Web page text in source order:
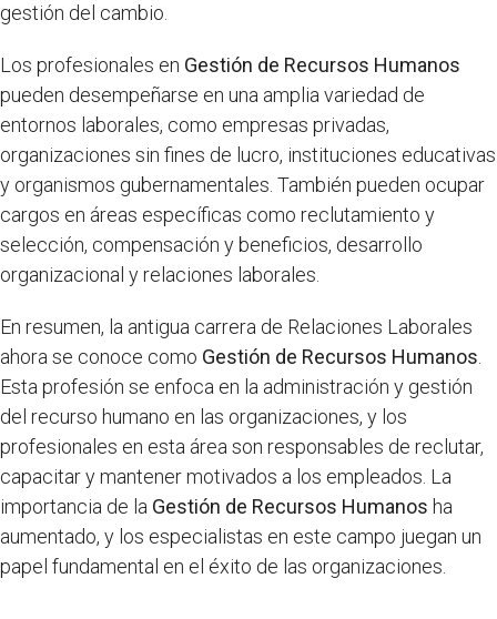
gestión del cambio.
Los profesionales en Gestión de Recursos Humanos
pueden desempeñarse en una amplia variedad de
entornos laborales, como empresas privadas,
organizaciones sin fines de lucro, instituciones educativas
y organismos gubernamentales. También pueden ocupar
cargos en áreas específicas como reclutamiento y
selección, compensación y beneficios, desarrollo
organizacional y relaciones laborales.
En resumen, la antigua carrera de Relaciones Laborales
ahora se conoce como Gestión de Recursos Humanos
Esta profesión se enfoca en la administración y gestión
del recurso humano en las organizaciones, y los
profesionales en esta área son responsables de reclutar,
capacitar y mantener motivados a los empleados. La
importancia de la Gestión de Recursos Humanos ha
aumentado, y los especialistas en este campo juegan un
papel fundamental en el éxito de las organizaciones.